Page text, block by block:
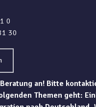
0
30
an! Bitte
Themen geht: